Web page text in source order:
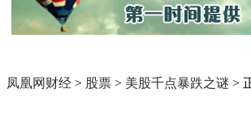
凤凰网财经 > 股票 > 美股千点暴跌之谜 >